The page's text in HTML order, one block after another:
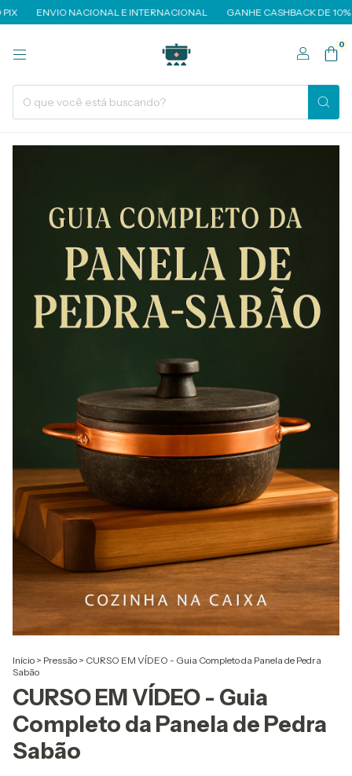
ENVIO NACIONAL E INTERNACIONAL GANHE CASHBACK DE 10%
0
Início > Pressão > CURSO EM VÍDEO - Guia Completo da Panela de Pedra
Sabão
CURSO EM VÍDEO - Guia
Completo da Panela de Pedra
Sabão